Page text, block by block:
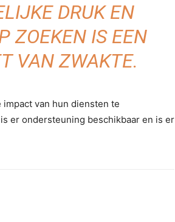
DRUK EN
ZOEKEN IS EEN
VAN ZWAKTE.
van hun diensten te
er ondersteuning beschikbaar en is er